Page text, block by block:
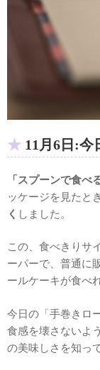
11月6日:今
「スプーンで食べ
ッケージを見たとき
く しました。
この、食べきりサ
ーパーで、普通に
ールケーキが食べ
今日の「手巻きロ
食感を壊さないよ
の美味しさを知っ